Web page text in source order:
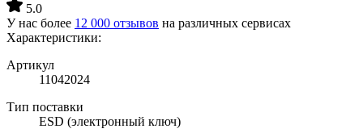
5.0
У нас более 12 000 отзывов на различных сервисах
Характеристики:
Артикул
11042024
Тип поставки
ESD (электронный ключ)